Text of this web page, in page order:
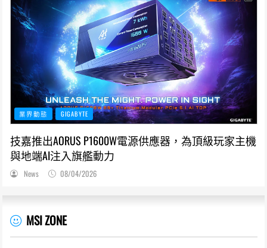
業界動態 GIGABYTE
技嘉推出AORUS P1600W電源供應器，為頂級玩家主機
與地端AI注入旗艦動力
News 08/04/2026
MSI ZONE